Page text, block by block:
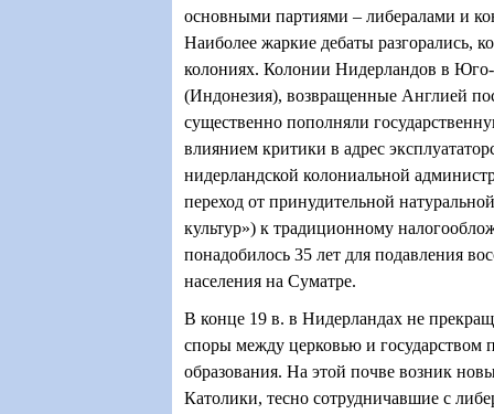
основными партиями – либералами и
Наиболее жаркие дебаты разгорались,
колониях. Колонии Нидерландов в
(Индонезия), возвращенные Англией
существенно пополняли
влиянием критики в адрес
нидерландской колониальной
переход от принудительной
культур») к традиционному
понадобилось 35 лет для подавления
населения на Суматре.
В конце 19 в. в Нидерландах не
споры между церковью и государством
образования. На этой почве возник
Католики, тесно сотрудничавшие с